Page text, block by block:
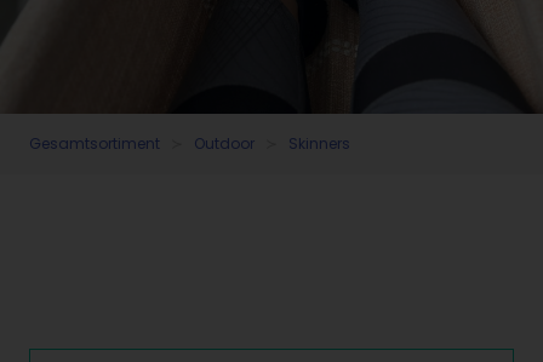
Gesamtsortiment Outdoor Skinners